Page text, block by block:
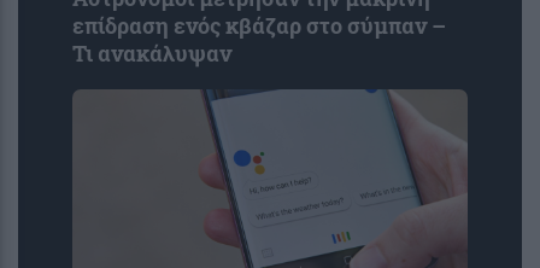
επίδραση ενός κβάζαρ στο σύμπαν –
Τι ανακάλυψαν